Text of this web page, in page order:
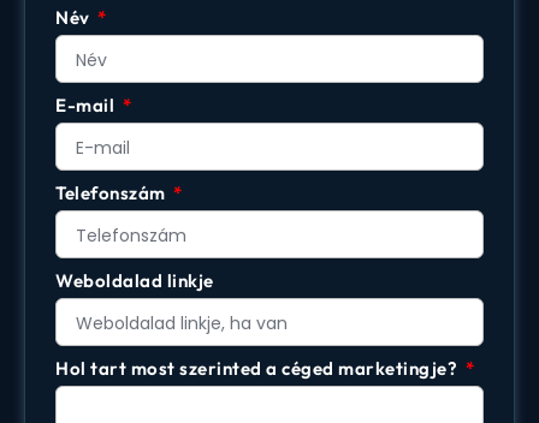
Név
E-mail
Telefonszám
Weboldalad linkje
Hol tart most szerinted a céged marketingje?